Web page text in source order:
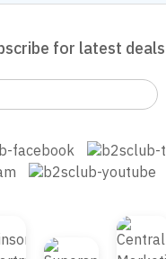
for latest deals